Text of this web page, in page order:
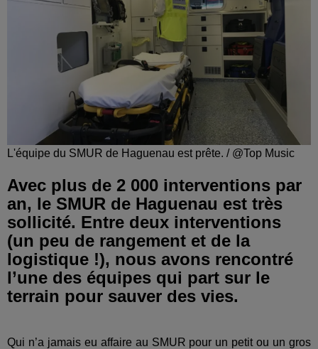
L'équipe du SMUR de Haguenau est prête. / @Top Music
Avec plus de 2 000 interventions par
an, le SMUR de Haguenau est très
sollicité. Entre deux interventions
(un peu de rangement et de la
logistique !), nous avons rencontré
l’une des équipes qui part sur le
terrain pour sauver des vies.
Qui n’a jamais eu affaire au SMUR pour un petit ou un gros